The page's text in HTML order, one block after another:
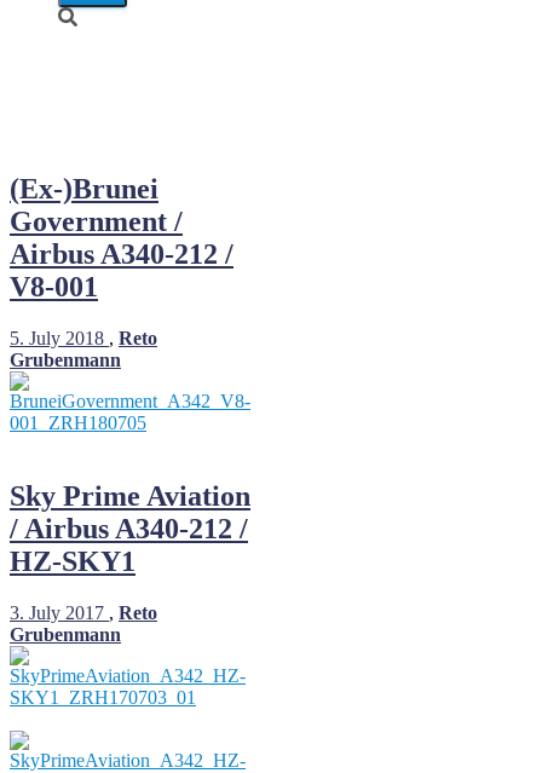
(Ex-)Brunei
Government /
Airbus A340-212 /
V8-001
5. July 2018 , Reto
Grubenmann
Sky Prime Aviation
/ Airbus A340-212 /
HZ-SKY1
3. July 2017 , Reto
Grubenmann